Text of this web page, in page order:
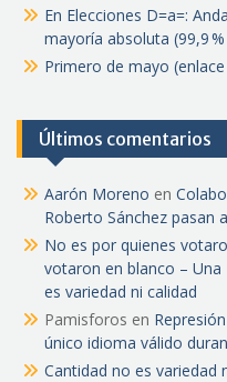
En Elecciones D=a=:
mayoría absoluta (99,9
Primero de mayo
Últimos comentarios
Aarón Moreno en
Roberto Sánchez pasan
No es por quienes
votaron en blanco – Una
es variedad ni calidad
Pamisforos en
único idioma válido
Cantidad no es variedad